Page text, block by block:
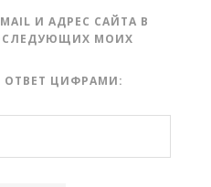
И АДРЕС САЙТА В
МОИХ
ОТВЕТ ЦИФРАМИ: